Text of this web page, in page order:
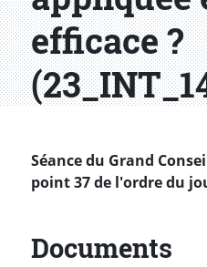
efficace ?
Séance du Grand
point 37 de l'ordre du
Documents